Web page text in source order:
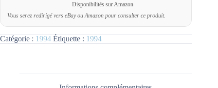
Disponibilités sur Amazon
Vous serez redirigé vers eBay ou Amazon pour consulter ce produit.
Catégorie : 1994 Étiquette : 1994